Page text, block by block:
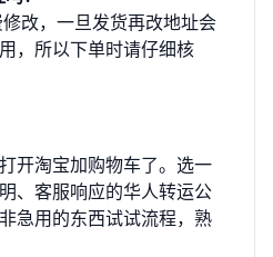
改，一旦发货再改地址会
，所以下单时请仔细核
开淘宝加购物车了。选一
、客服响应的华人转运公
急用的东西试试流程，熟